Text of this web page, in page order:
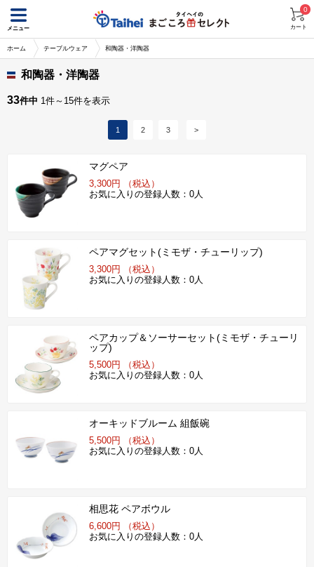
メニュー カート
0
ホーム テーブルウェア 和陶器・洋陶器
和陶器・洋陶器
33件中 1件～15件を表示
1 2 3 >
マグペア
3,300円 （税込）
お気に入りの登録人数：0人
ペアマグセット(ミモザ・チューリップ)
3,300円 （税込）
お気に入りの登録人数：0人
ペアカップ＆ソーサーセット(ミモザ・チューリ
ップ)
5,500円 （税込）
お気に入りの登録人数：0人
オーキッドブルーム 組飯碗
5,500円 （税込）
お気に入りの登録人数：0人
相思花 ペアボウル
6,600円 （税込）
お気に入りの登録人数：0人